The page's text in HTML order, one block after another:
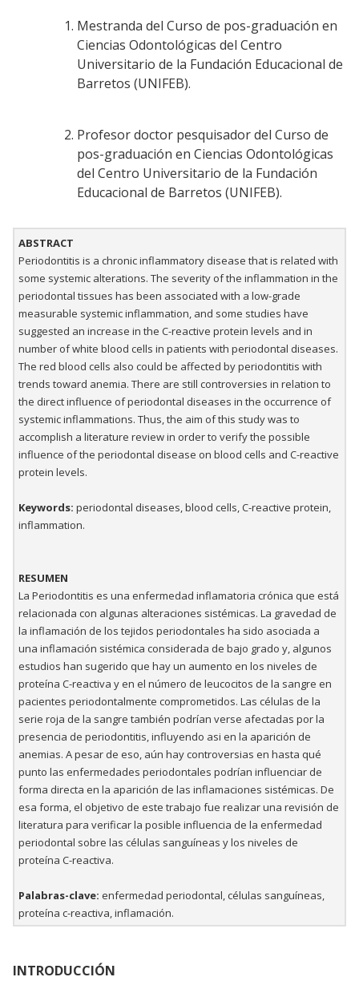
Mestranda del Curso de pos-graduación en
Ciencias Odontológicas del Centro
Universitario de la Fundación Educacional de
Barretos (UNIFEB).
Profesor doctor pesquisador del Curso de
pos-graduación en Ciencias Odontológicas
del Centro Universitario de la Fundación
Educacional de Barretos (UNIFEB).
ABSTRACT
Periodontitis is a chronic inflammatory disease that is related with
some systemic alterations. The severity of the inflammation in the
periodontal tissues has been associated with a low-grade
measurable systemic inflammation, and some studies have
suggested an increase in the C-reactive protein levels and in
number of white blood cells in patients with periodontal diseases.
The red blood cells also could be affected by periodontitis with
trends toward anemia. There are still controversies in relation to
the direct influence of periodontal diseases in the occurrence of
systemic inflammations. Thus, the aim of this study was to
accomplish a literature review in order to verify the possible
influence of the periodontal disease on blood cells and C-reactive
protein levels.
Keywords: periodontal diseases, blood cells, C-reactive protein,
inflammation.
RESUMEN
La Periodontitis es una enfermedad inflamatoria crónica que está
relacionada con algunas alteraciones sistémicas. La gravedad de
la inflamación de los tejidos periodontales ha sido asociada a
una inflamación sistémica considerada de bajo grado y, algunos
estudios han sugerido que hay un aumento en los niveles de
proteína C-reactiva y en el número de leucocitos de la sangre en
pacientes periodontalmente comprometidos. Las células de la
serie roja de la sangre también podrían verse afectadas por la
presencia de periodontitis, influyendo asi en la aparición de
anemias. A pesar de eso, aún hay controversias en hasta qué
punto las enfermedades periodontales podrían influenciar de
forma directa en la aparición de las inflamaciones sistémicas. De
esa forma, el objetivo de este trabajo fue realizar una revisión de
literatura para verificar la posible influencia de la enfermedad
periodontal sobre las células sanguíneas y los niveles de
proteína C-reactiva.
Palabras-clave: enfermedad periodontal, células sanguíneas,
proteína c-reactiva, inflamación.
INTRODUCCIÓN